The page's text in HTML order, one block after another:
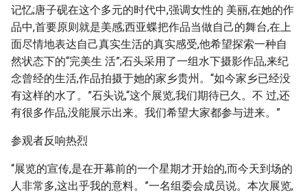
记忆;唐子砚在这个多元的时代中,强调女性的 美丽,在她的作
品中,首要原则就是美感;西亚蝶把作品当做自己的舞台,在上
面尽情地表达自己真实生活的真实感受,他希望探索一种自
然状态下的“完美生 活”;石头采用了一组水下摄影作品,来纪
念曾经的生活,作品拍摄于她的家乡贵州。“如今家乡已经没
有这样的水了。”石头说,“这个展览,我们期待已久。不 过,还
有很多作品,没能展示出来。我们希望大家都参与进来。”
参观者反响热烈
“展览的宣传,是在开幕前的一个星期才开始的,而今天到场的
人非常多,这出乎我的意料。”一名组委会成员说。本次展览,